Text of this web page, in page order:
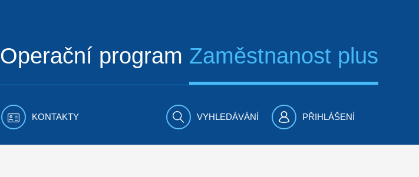
Operační program Zaměstnanost plus
KONTAKTY VYHLEDÁVÁNÍ PŘIHLÁŠENÍ